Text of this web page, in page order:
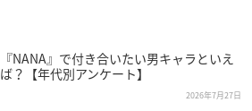
『NANA』で付き合いたい男キャラといえ
ば？【年代別アンケート】
2026年7月27日